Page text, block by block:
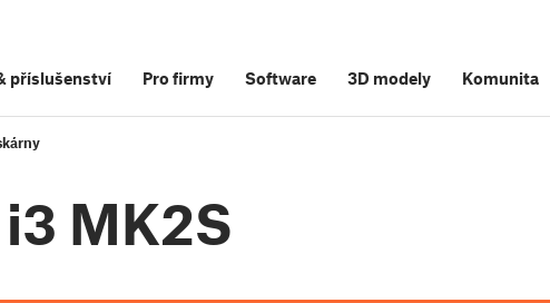
příslušenství Pro firmy Software 3D modely Komunita
MK2S